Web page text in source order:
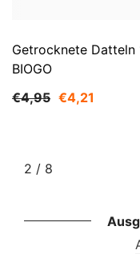
Getrocknete Datteln
BIOGO
€4,95 €4,21
2 / von
8